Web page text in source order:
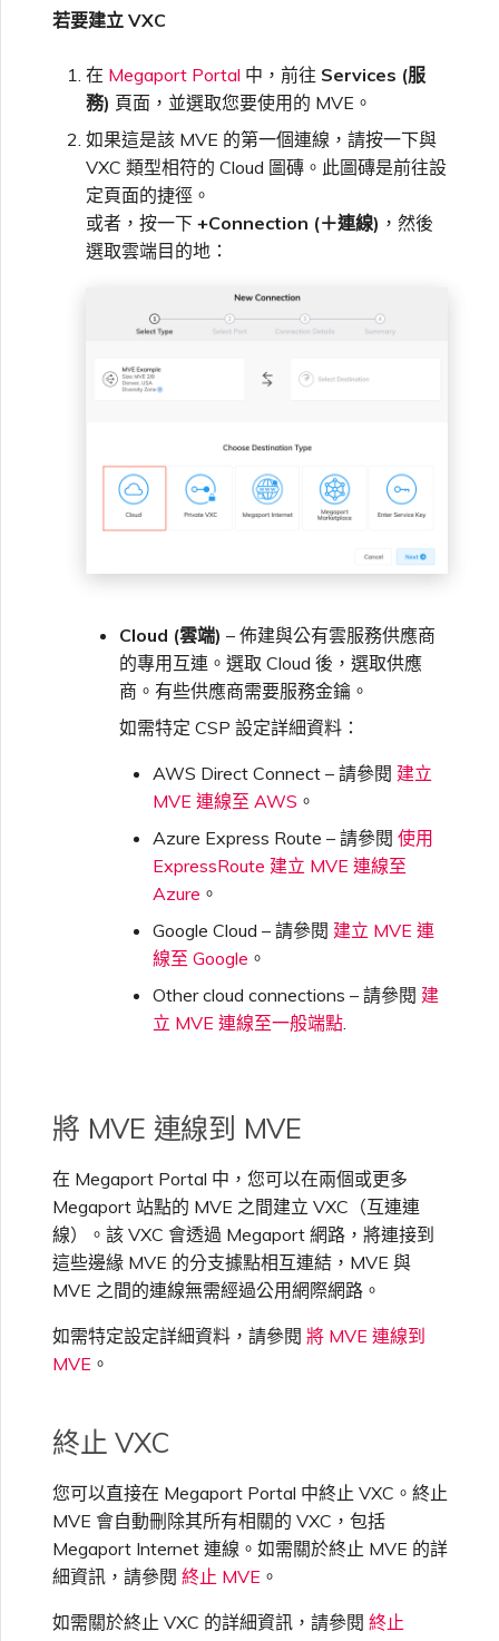
合作夥伴代管帳戶
限制與配額
Oracle Cloud Infrastructure
OVHcloud
SAP
Wasabi
Salesforce MCR 連線
Cloud
MCR Looking Glass（路由診
MCR 的 NAT 運作原理
MCR 私有雲端互聯
終止 MCR
檢視作業日誌
監控維護和中斷事件
鎖定 Megaport 服務
MCR 計費
MVE 計費
VXC、Megaport Internet 和
客戶註冊與入駐
建立至 Google Cloud 的
建立 Megaport Internet 連
建立 MCR
從 MVE 建立至 AWS 的 VXC
從 MVE 建立至 Azure 的
設定 OpenMetrics 服務監控
Megaport Terraform
Provider 學習資料與資源
Megaport Terraform
Provider
在測試環境中測試
API 淘汰常見問題
單一登入（SSO）常見問題
若要建立 VXC
在 Megaport Portal 中，前往 Services (服
務) 頁面，並選取您要使用的 MVE。
如果這是該 MVE 的第一個連線，請按一下與
VXC 類型相符的 Cloud 圖磚。此圖磚是前往設
定頁面的捷徑。
或者，按一下 +Connection (＋連線) ，然後
選取雲端目的地：
Cloud (雲端) – 佈建與公有雲服務供應商
的專用互連。選取 Cloud 後，選取供應
商。有些供應商需要服務金鑰。
如需特定 CSP 設定詳細資料：
AWS Direct Connect – 請參閱 建立
MVE 連線至 AWS 。
Azure Express Route – 請參閱 使用
ExpressRoute 建立 MVE 連線至
Azure 。
Google Cloud – 請參閱 建立 MVE 連
線至 Google 。
Other cloud connections – 請參閱 建
立 MVE 連線至一般端點.
將 MVE 連線到 MVE
在 Megaport Portal 中，您可以在兩個或更多
Megaport 站點的 MVE 之間建立 VXC（互連連
線）。該 VXC 會透過 Megaport 網路，將連接到
這些邊緣 MVE 的分支據點相互連結，MVE 與
MVE 之間的連線無需經過公用網際網路。
如需特定設定詳細資料，請參閱 將 MVE 連線到
MVE 。
終止 VXC
您可以直接在 Megaport Portal 中終止 VXC。終止
MVE 會自動刪除其所有相關的 VXC，包括
Megaport Internet 連線。如需關於終止 MVE 的詳
細資訊，請參閱 終止 MVE 。
如需關於終止 VXC 的詳細資訊，請參閱 終止